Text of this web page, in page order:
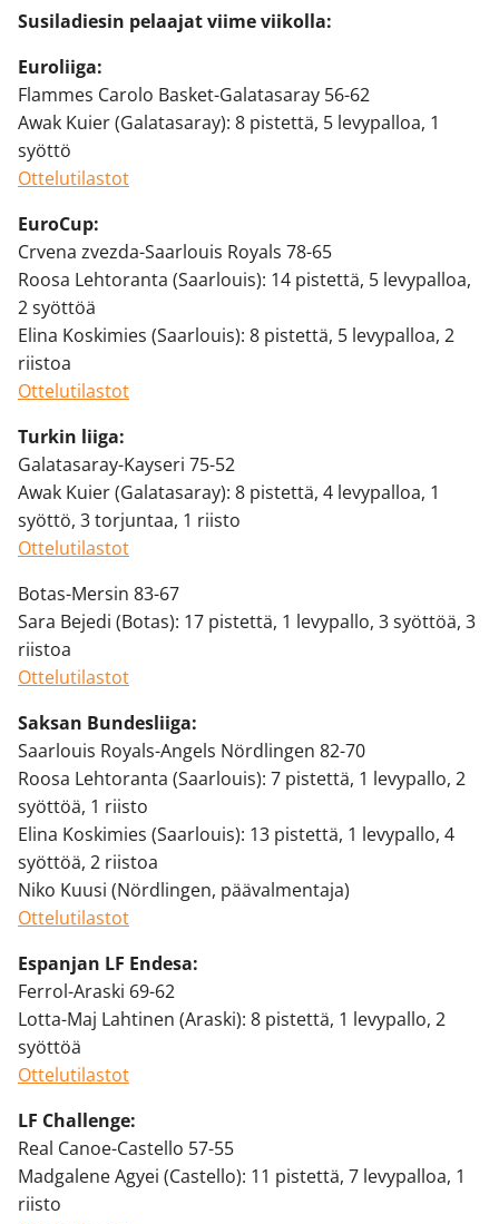
Susiladiesin pelaajat viime viikolla:
Euroliiga:
Flammes Carolo Basket-Galatasaray 56-62
Awak Kuier (Galatasaray): 8 pistettä, 5 levypalloa, 1
syöttö
Ottelutilastot
EuroCup:
Crvena zvezda-Saarlouis Royals 78-65
Roosa Lehtoranta (Saarlouis): 14 pistettä, 5 levypalloa,
2 syöttöä
Elina Koskimies (Saarlouis): 8 pistettä, 5 levypalloa, 2
riistoa
Ottelutilastot
Turkin liiga:
Galatasaray-Kayseri 75-52
Awak Kuier (Galatasaray): 8 pistettä, 4 levypalloa, 1
syöttö, 3 torjuntaa, 1 riisto
Ottelutilastot
Botas-Mersin 83-67
Sara Bejedi (Botas): 17 pistettä, 1 levypallo, 3 syöttöä, 3
riistoa
Ottelutilastot
Saksan Bundesliiga:
Saarlouis Royals-Angels Nördlingen 82-70
Roosa Lehtoranta (Saarlouis): 7 pistettä, 1 levypallo, 2
syöttöä, 1 riisto
Elina Koskimies (Saarlouis): 13 pistettä, 1 levypallo, 4
syöttöä, 2 riistoa
Niko Kuusi (Nördlingen, päävalmentaja)
Ottelutilastot
Espanjan LF Endesa:
Ferrol-Araski 69-62
Lotta-Maj Lahtinen (Araski): 8 pistettä, 1 levypallo, 2
syöttöä
Ottelutilastot
LF Challenge:
Real Canoe-Castello 57-55
Madgalene Agyei (Castello): 11 pistettä, 7 levypalloa, 1
riisto